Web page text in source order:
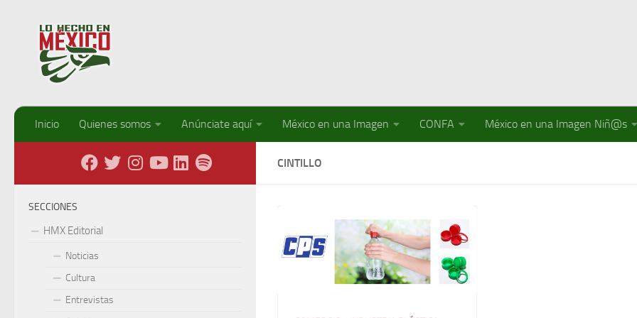
Inicio Quienes somos Anúnciate aquí México en una Imagen CONFA México en una Imagen Niñ@s
CINTILLO
SECCIONES
HMX Editorial
Noticias
Cultura
Entrevistas